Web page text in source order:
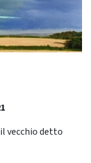
vecchio detto